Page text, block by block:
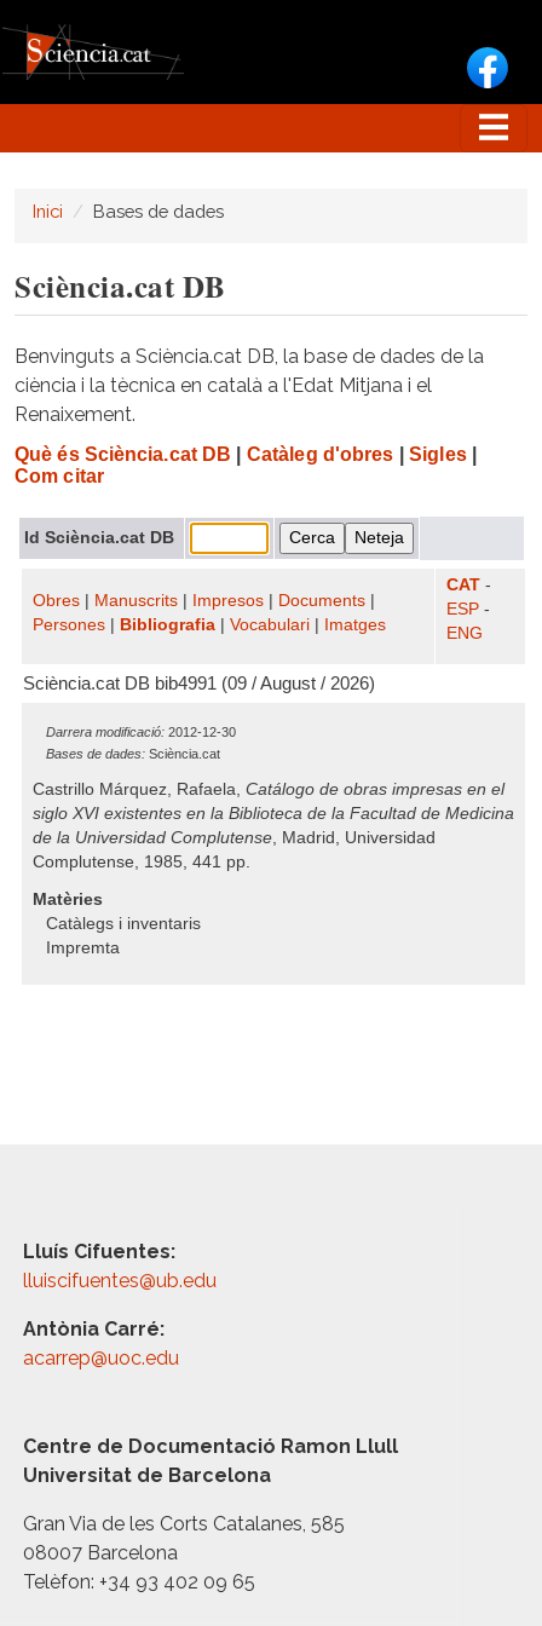
Inici Bases de dades
Sciència.cat DB
Benvinguts a Sciència.cat DB, la base de dades de la
ciència i la tècnica en català a l'Edat Mitjana i el
Renaixement.
Què és Sciència.cat DB Catàleg d'obres Sigles|
Com citar
Id Sciència.cat DB
Obres Manuscrits Impresos Documents
Persones
Bibliografia Vocabulari Imatges
CAT -
ESP -
ENG
Sciència.cat DB bib4991 (09 / August / 2026)
Darrera modificació: 2012-12-30
Bases de dades: Sciència.cat
Castrillo Márquez, Rafaela, Catálogo de obras impresas en el
siglo XVI existentes en la Biblioteca de la Facultad de Medicina
de la Universidad Complutense, Madrid, Universidad
Complutense, 1985, 441 pp.
Matèries
Catàlegs i inventaris
Impremta
Lluís Cifuentes:
lluiscifuentes@ub.edu
Antònia Carré:
acarrep@uoc.edu
Centre de Documentació Ramon Llull
Universitat de Barcelona
Gran Via de les Corts Catalanes, 585
08007 Barcelona
Telèfon: +34 93 402 09 65